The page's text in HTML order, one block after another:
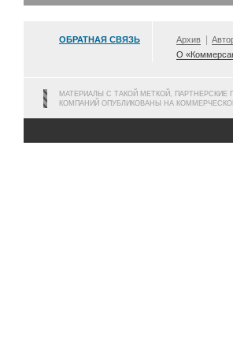
ОБРАТНАЯ СВЯЗЬ Архив
О
МАТЕРИАЛЫ С ТАКОЙ МЕТКОЙ, ПАРТНЕРСКИЕ
КОМПАНИЙ ОПУБЛИКОВАНЫ НА